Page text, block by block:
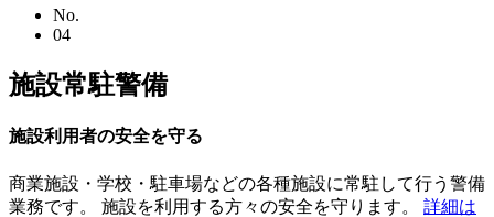
No.
04
施設常駐警備
施設利用者の安全を守る
商業施設・学校・駐車場などの各種施設に常駐して行う警備
業務です。 施設を利用する方々の安全を守ります。 詳細は